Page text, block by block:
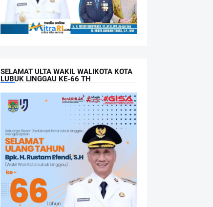
SELAMAT ULTA WAKIL WALIKOTA KOTA
LUBUK LINGGAU KE-66 TH